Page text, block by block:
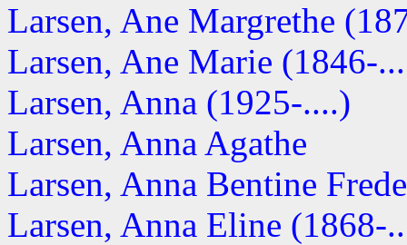
Larsen, Ane Margrethe
Larsen, Ane Marie (1846-
Larsen, Anna (1925-....)
Larsen, Anna Agathe
Larsen, Anna Bentine
Larsen, Anna Eline (1868-